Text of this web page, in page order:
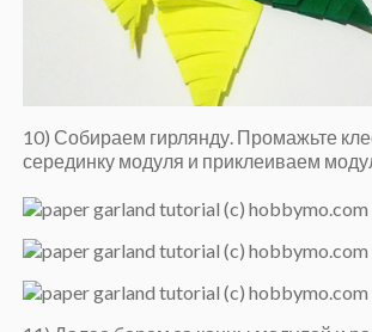
10) Собираем гирлянду. Промажьте
серединку модуля и приклеиваем